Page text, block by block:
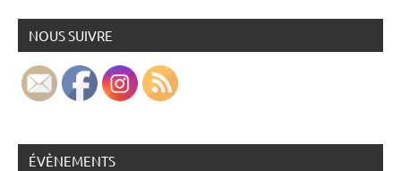
publications
NOUS SUIVRE
ÉVÈNEMENTS